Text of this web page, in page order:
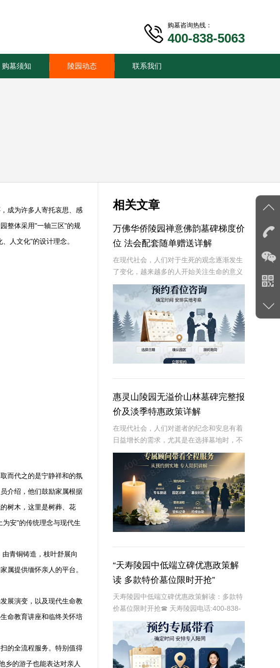
购墓咨询热线：
400-838-5063
购墓须知 陵园动态 联系我们
成为许多人寄托哀思、感
整体采用"一轴三区"的规
人文化"的设计理念。
而代之的是宁静祥和的氛
介绍，他们鼓励家属根据
树木，这里是树葬、花
安"的传统理念与现代生
青铜铸造，枝叶舒展向
属提供缅怀亲人的平台。
展演变，以及现代生命教
命教育讲座和临终关怀培
的全流程服务。特别值得
乡的游子也能表达对亲人
相关文章
万佛华侨陵园禅意佛韵墓碑梯度价
位 法会配套随单赠送详解
在现代社会，人们对于生死的观念逐渐发生
了变化，越来越多的人开始关注生命的意义
和灵魂的归宿。万佛华侨陵园作为一家专业
的陵园，致力于为逝者提供宁静安息之所，
为生者带来心灵的慰藉。其中，禅意佛韵墓
碑以其独特
惠灵山陵园无溢价山林墓碑完整报
价及淡季特惠政策详解
在现代社会，人们对逝者的纪念和安息有着
日益增长的需求，尤其是在选择墓地时，不
仅注重其位置和环境，还关注其价格和性价
比。惠灵山陵园作为一家知名的大型陵园，
提供多种类型的墓碑和安葬方式，以满足不
同客户的需
“天寿陵园中低端立碑优惠政策解
读 多款特价墓位限时开抢”
天寿陵园中低端立碑优惠政策解读：多款特
价墓位限时开抢☎ 天寿陵园电话:400-838-
5063在现代社会，随着人们对生命和死亡的
尊重与理解不断加深，陵园作为安息逝者的
神圣之地，其服务质量和性价比也日